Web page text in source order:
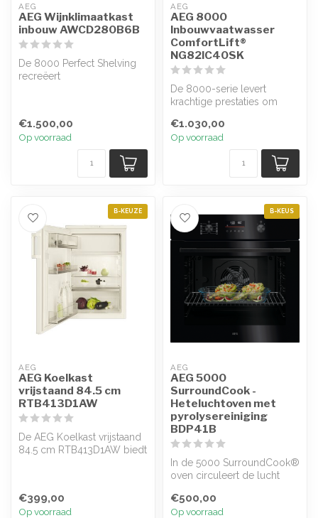
AEG
AEG Wijnklimaatkast
inbouw AWCD280B6B
De 8000 Perfect Shelving
recreëert
€1.500,00
Op voorraad
AEG
AEG 8000
Inbouwvaatwasser
ComfortLift®
NG82IC40SK
De 8000-serie levert
krachtige prestaties om
ingedroo...
€1.030,00
Op voorraad
B-KEUZE
AEG
AEG Koelkast
vrijstaand 84.5 cm
RTB413D1AW
De AEG Koelkast vrijstaand
84.5 cm RTB413D1AW biedt
€399,00
Op voorraad
B-KEUS
AEG
AEG 5000
SurroundCook -
Heteluchtoven met
pyrolysereiniging
BDP41B
In de 5000 SurroundCook®
oven circuleert de lucht
gerecht...
€500,00
Op voorraad